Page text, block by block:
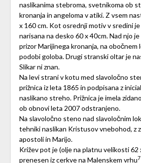
naslikanima stebroma, svetnikoma ob
kronanja in angeloma v atiki. Z vsem
x 160 cm. Kot osrednji motiv v sredini
narisana na desko 60 x 40cm. Nad njo
prizor Marijinega kronanja, na obočnem
podobi goloba. Drugi stranski oltar je
Slikar ni znan.
Na levi strani v kotu med slavoločno
prižnica iz leta 1865 in podpisana z
naslikano streho. Prižnica je imela
ob obnovi leta 2007 odstranjeno.
Na slavoločno steno nad slavoločnim
tehniki naslikan Kristusov vnebohod, z
apostoli in Marijo.
Križev pot je (olje na platnu velikosti 62
prenesen iz cerkve na Malenskem vrhu7